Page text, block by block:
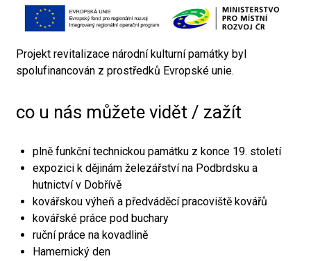
Projekt revitalizace národní kulturní památky byl
spolufinancován z prostředků Evropské unie.
co u nás můžete vidět / zažít
plně funkční technickou památku z konce 19. století
expozici k dějinám železářství na Podbrdsku a
hutnictví v Dobřívě
kovářskou výheň a předváděcí pracoviště kovářů
kovářské práce pod buchary
ruční práce na kovadlině
Hamernický den